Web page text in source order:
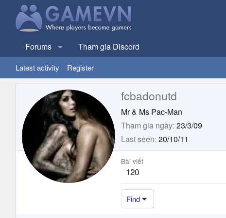
Forums Tham gia Discord
Latest activity Register
fcbadonutd
Mr & Ms Pac-Man
Tham gia ngày 23/3/09
Last seen 20/10/11
Bài viết
120
Find